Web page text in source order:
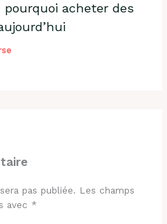
acheter des
pas publiée. Les champs
avec *